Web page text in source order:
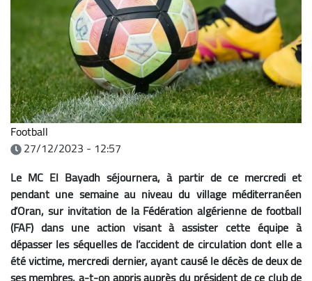
Football
27/12/2023 - 12:57
Le MC El Bayadh séjournera, à partir de ce mercredi et
pendant une semaine au niveau du village méditerranéen
d’Oran, sur invitation de la Fédération algérienne de football
(FAF) dans une action visant à assister cette équipe à
dépasser les séquelles de l’accident de circulation dont elle a
été victime, mercredi dernier, ayant causé le décès de deux de